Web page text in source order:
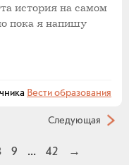
история на самом
пока я напишу
Вести образования
Следующая
9 ... 42 →